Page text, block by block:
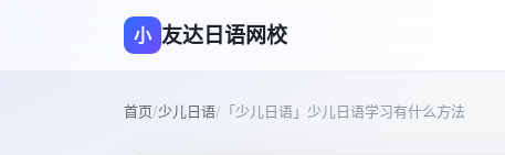
小 友达日语网校
首页/少儿日语/ 「少儿日语」少儿日语学习有什么方法